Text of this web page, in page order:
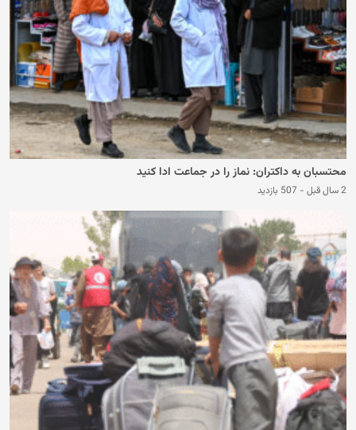
محتسبان به داکتران: نماز را در جماعت ادا کنید
2 سال قبل - 507 بازدید